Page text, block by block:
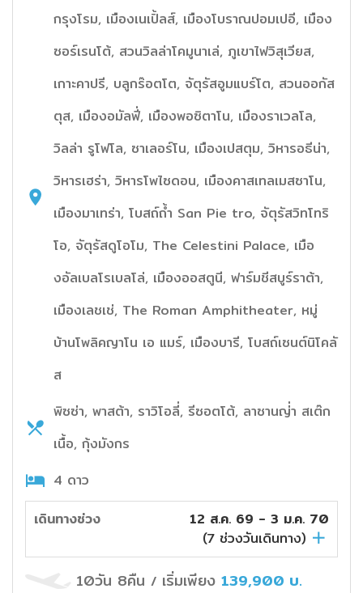
กรุงโรม, เมืองเนเปิ้ลส์, เมืองโบราณปอมเปอี, เมือง
ซอร์เรนโต้, สวนวิลล่าโคมูนาเล่, ภูเขาไฟวิสุเวียส,
เกาะคาปรี, บลูกร๊อตโต, จัตุรัสอูมแบร์โต, สวนออกัส
ตุส, เมืองอมัลฟี่, เมืองพอซิตาโน, เมืองราเวลโล,
วิลล่า รูโฟโล, ซาเลอร์โน, เมืองเปสตุม, วิหารอธีน่า,
วิหารเฮร่า, วิหารโพไซดอน, เมืองคาสเทลเมสซาโน,
เมืองมาเทร่า, โบสถ์ถ้ำ San Pie tro, จัตุรัสวิทโทริ
โอ, จัตุรัสดูโอโม, The Celestini Palace, เมือ
งอัลเบลโรเบลโล่, เมืองออสตูนี, ฟาร์มชีสบูร์ราต้า,
เมืองเลชเช่, The Roman Amphitheater, หมู่
บ้านโพลิคญาโน เอ แมร์, เมืองบารี, โบสถ์เซนต์นิโคลั
ส
พิซซ่า, พาสต้า, ราวิโอลี่, รีซอตโต้, ลาซานญ่่า สเต๊ก
เนื้อ, กุ้งมังกร
4 ดาว
เดินทางช่วง
12 ส.ค. 69 - 3 ม.ค. 70
(7 ช่วงวันเดินทาง)
10วัน 8คืน / เริ่มเพียง 139,900 บ.